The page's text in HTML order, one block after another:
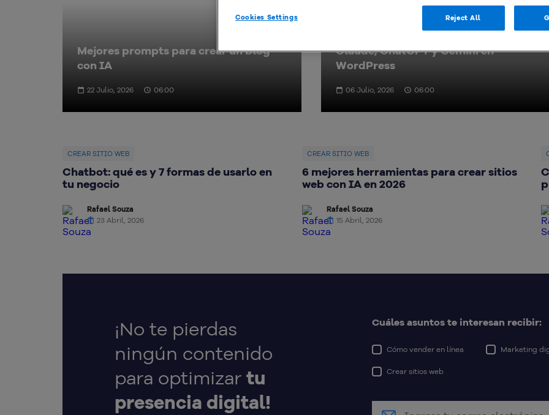
Mejores prompts para crear un blog
con IA
22 Julio, 2026 06:00
Claude, ChatGPT y Gemini en
WordPress
06 Julio, 2026 06:00
CREAR SITIO WEB
Chatbot: qué es y 7 formas de usarlo en
tu negocio
Rafael Souza
23 Abril, 2026
CREAR SITIO WEB
6 mejores herramientas para crear sitios
web con IA en 2026
Rafael Souza
15 Abril, 2026
¡No te pierdas
ningún contenido
para optimizar tu
presencia digital!
Cuáles asuntos te interesan recibir:
Cómo vender en línea Marketing
Crear sitios web
Cookies Settings Reject All